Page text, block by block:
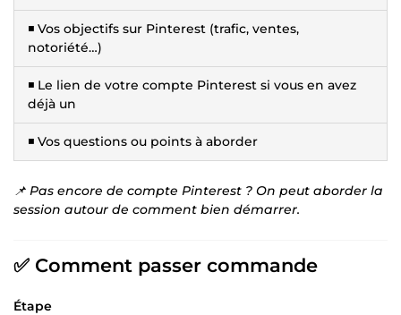
◾ Vos objectifs sur Pinterest (trafic, ventes,
notoriété…)
◾ Le lien de votre compte Pinterest si vous en avez
déjà un
◾ Vos questions ou points à aborder
📌 Pas encore de compte Pinterest ? On peut aborder la
session autour de comment bien démarrer.
✅ Comment passer commande
Étape